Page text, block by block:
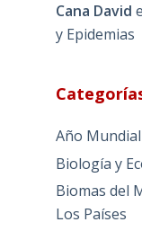
Cana David
y Epidemias
Año
Biología y
Biomas del
Los Países